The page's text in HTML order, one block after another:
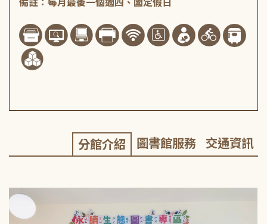
備註：每月最後一個週四、國定假日
分館介紹 圖書館服務 交通資訊